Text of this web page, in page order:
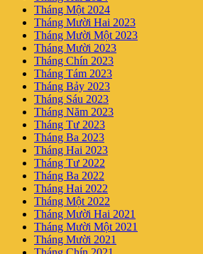
Tháng Một 2024
Tháng Mười Hai 2023
Tháng Mười Một 2023
Tháng Mười 2023
Tháng Chín 2023
Tháng Tám 2023
Tháng Bảy 2023
Tháng Sáu 2023
Tháng Năm 2023
Tháng Tư 2023
Tháng Ba 2023
Tháng Hai 2023
Tháng Tư 2022
Tháng Ba 2022
Tháng Hai 2022
Tháng Một 2022
Tháng Mười Hai 2021
Tháng Mười Một 2021
Tháng Mười 2021